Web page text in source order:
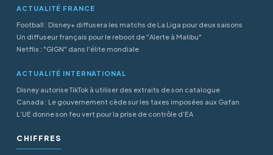
ACTUALITÉ FRANCE
Football : Disney+ diffusera les matchs de La Liga pour deux saisons
Un diffuseur français pour le reboot de "Alerte à Malibu"
Netflix : "GIGN" dans l'élite mondiale
ACTUALITÉ INTERNATIONAL
Disney autorise TikTok à utiliser des extraits de son catalogue
Canada : Le gouvernement cède sur les taxes imposées aux Gafan
L’UE donne son feu vert pour la prise de contrôle d’EA
CHIFFRES